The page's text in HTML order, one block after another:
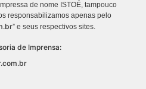
de nome ISTOÉ, tampouco
responsabilizamos apenas pelo
” e seus respectivos sites.
de Imprensa: